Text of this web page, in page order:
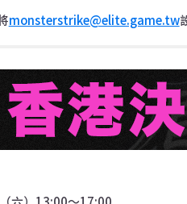
monsterstrike@elite.game.tw